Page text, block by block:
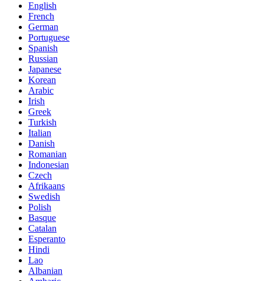
English
French
German
Portuguese
Spanish
Russian
Japanese
Korean
Arabic
Irish
Greek
Turkish
Italian
Danish
Romanian
Indonesian
Czech
Afrikaans
Swedish
Polish
Basque
Catalan
Esperanto
Hindi
Lao
Albanian